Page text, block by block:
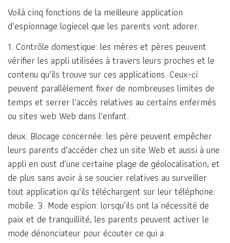
Voilà cinq fonctions de la meilleure application
d’espionnage logiecel que les parents vont adorer.
1. Contrôle domestique: les mères et pères peuvent
vérifier les appli utilisées à travers leurs proches et le
contenu qu’ils trouve sur ces applications. Ceux-ci
peuvent parallèlement fixer de nombreuses limites de
temps et serrer l’accès relatives au certains enfermés
ou sites web Web dans l’enfant.
deux. Blocage concernée: les père peuvent empêcher
leurs parents d’accéder chez un site Web et aussi à une
appli en oust d’une certaine plage de géolocalisation, et
de plus sans avoir à se soucier relatives au surveiller
tout application qu’ils téléchargent sur leur téléphone
mobile. 3. Mode espion: lorsqu’ils ont la nécessité de
paix et de tranquillité, les parents peuvent activer le
mode dénonciateur pour écouter ce qui a.